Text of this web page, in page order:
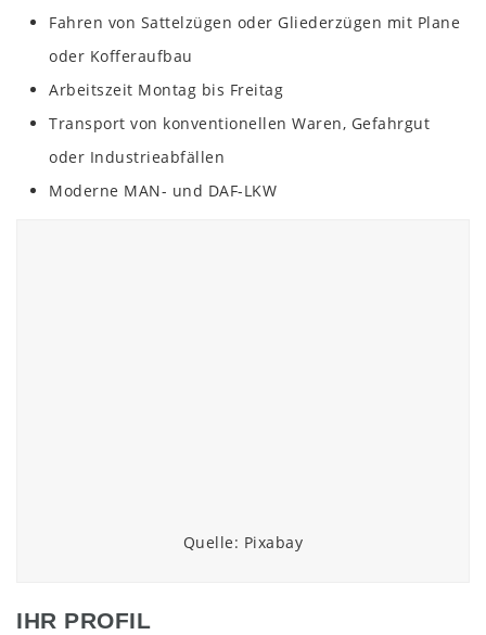
Fahren von Sattelzügen oder Gliederzügen mit Plane
oder Kofferaufbau
Arbeitszeit Montag bis Freitag
Transport von konventionellen Waren, Gefahrgut
oder Industrieabfällen
Moderne MAN- und DAF-LKW
Quelle: Pixabay
IHR PROFIL